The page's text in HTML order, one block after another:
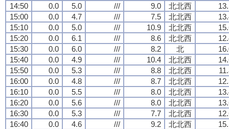
14:50 0.0 5.0 /// 9.0 北北西
15:00
0.0 4.7 /// 7.5 北北西
15:10
0.0 5.0 /// 10.9 北北西
15:20
0.0 6.1 /// 8.6 北北西
15:30
0.0 6.0 /// 8.2 北
15:40
0.0 4.9 /// 10.4 北北西
15:50
0.0 5.3 /// 8.8 北北西
16:00
0.0 4.8 /// 8.7 北北西
16:10
0.0 5.5 /// 8.0 北北西
16:20
0.0 5.6 /// 8.0 北北西
16:30
0.0 5.3 /// 7.7 北北西
16:40
0.0 4.6 /// 9.2 北北西